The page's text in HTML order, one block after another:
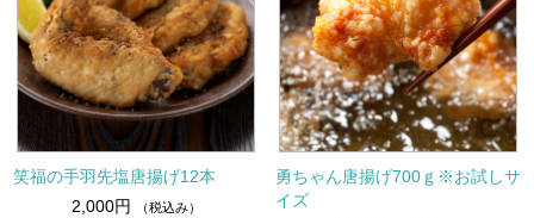
笑福の手羽先塩唐揚げ12本
2,000円
（税込み）
勇ちゃん唐揚げ700ｇ※お試しサ
イズ